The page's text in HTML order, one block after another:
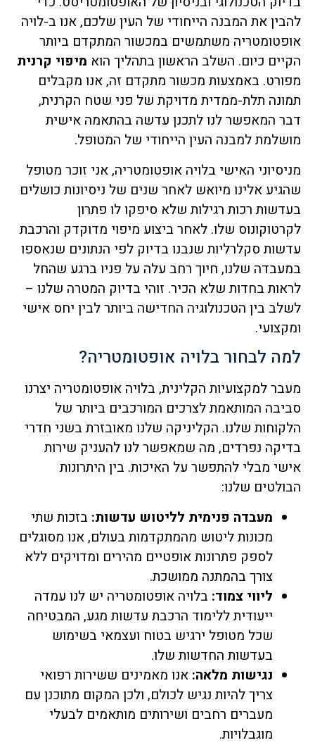
להבין את המבנה הייחודי של העין שלכם, אנו ב-לויה
אופטומטריה משתמשים במכשור המתקדם ביותר
הקיים כיום. השלב הראשון בתהליך הוא מיפוי קרנית
מפורט. באמצעות מכשור מתקדם זה, אנו מקבלים
תמונה תלת-ממדית מדויקת של פני שטח הקרנית,
דבר המאפשר לנו לתכנן עדשה בהתאמה אישית
מושלמת למבנה העין הייחודי של המטופל.
מניסיוני האישי בלויה אופטומטריה, אני זוכר מטופל
שהגיע אלינו מיואש לאחר שנים של ניסיונות כושלים
בעדשות רכות רגילות שלא סיפקו לו פתרון
לקרטוקונוס שלו. לאחר ביצוע מיפוי מדוקדק והרכבת
עדשות סקלרליות שנבנו בדיוק לפי הנתונים שנאספו
במעבדה שלנו, חיוך רחב עלה על פניו ברגע שהחל
לראות בחדות שלא הכיר. זוהי בדיוק המטרה שלנו –
לשלב בין הטכנולוגיה החדישה ביותר לבין יחס אישי
ומקצועי.
למה לבחור בלויה אופטומטריה?
מעבר למקצועיות הקלינית, בלויה אופטומטריה יצרנו
סביבה המותאמת לצרכים המורכבים ביותר של
הלקוחות שלנו. הקליניקה שלנו מאובזרת בשני חדרי
בדיקה נפרדים, מה שמאפשר לנו להעניק שירות
אישי מבלי להתפשר על האיכות. בין היתרונות
הבולטים שלנו:
מעבדה פנימית לליטוש עדשות: בזכות שתי
מכונות ליטוש מהמתקדמות בעולם, אנו מסוגלים
לספק פתרונות אופטיים מהירים ומדויקים ללא
צורך בהמתנה ממושכת.
ליווי צמוד: בלויה אופטומטריה יש לנו עמדה
ייעודית ללימוד הרכבת עדשות מגע, המבטיחה
שכל מטופל ירגיש בטוח ועצמאי בשימוש
בעדשות החדשות שלו.
נגישות מלאה: אנו מאמינים ששירות רפואי
צריך להיות נגיש לכולם, ולכן המקום מתוכנן עם
מעברים רחבים ושירותים מותאמים לבעלי
מוגבלויות.